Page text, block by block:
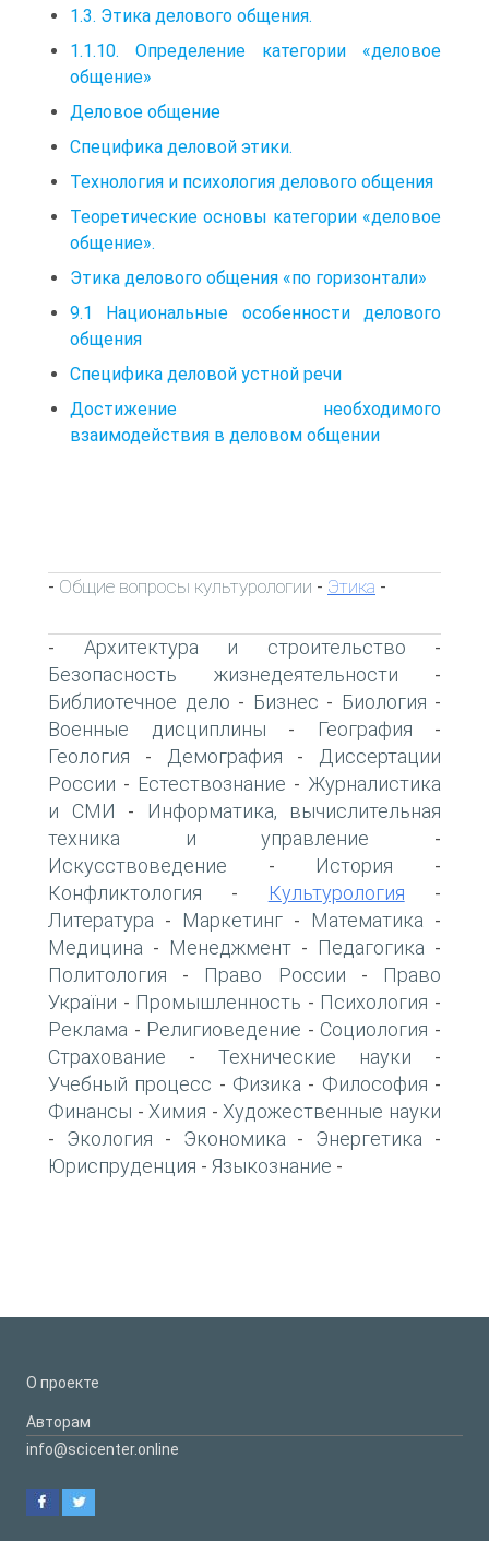
1.3. Этика делового общения.
1.1.10. Определение категории «деловое
общение»
Деловое общение
Специфика деловой этики.
Технология и психология делового общения
Теоретические основы категории «деловое
общение».
Этика делового общения «по горизонтали»
9.1 Национальные особенности делового
общения
Специфика деловой устной речи
Достижение необходимого
взаимодействия в деловом общении
- Общие вопросы культурологии - Этика -
- Архитектура и строительство -
Безопасность жизнедеятельности -
Библиотечное дело - Бизнес - Биология -
Военные дисциплины - География -
Геология - Демография -
Диссертации
России - Естествознание - Журналистика
и СМИ -
Информатика, вычислительная
техника и управление -
Искусствоведение - История -
Конфликтология - Культурология -
Литература - Маркетинг - Математика -
Медицина - Менеджмент - Педагогика -
Политология - Право России -
Право
України - Промышленность - Психология -
Реклама - Религиоведение - Социология -
Страхование - Технические науки -
Учебный процесс - Физика - Философия -
Финансы - Химия - Художественные науки
- Экология - Экономика - Энергетика -
Юриспруденция - Языкознание -
О проекте
Авторам
info@scicenter.online